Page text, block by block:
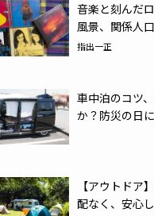
音楽と刻んだ
風景、関係人
指出一正
車中泊のコツ
か？防災の日
【アウトドア
配なく、安心